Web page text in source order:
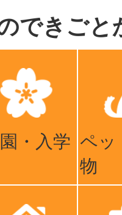
できごと
・入学 ペッ
物